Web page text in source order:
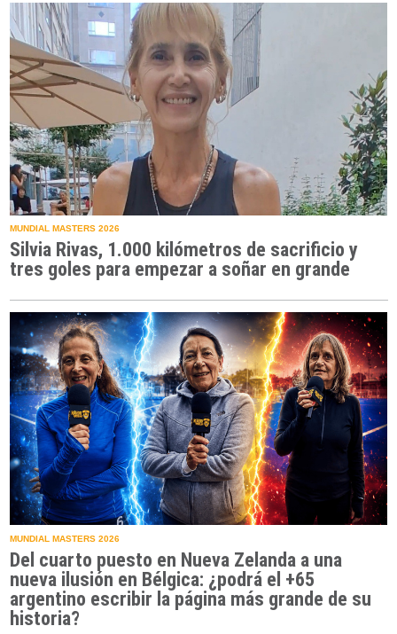
MUNDIAL MASTERS 2026
Silvia Rivas, 1.000 kilómetros de sacrificio y
tres goles para empezar a soñar en grande
MUNDIAL MASTERS 2026
Del cuarto puesto en Nueva Zelanda a una
nueva ilusión en Bélgica: ¿podrá el +65
argentino escribir la página más grande de su
historia?